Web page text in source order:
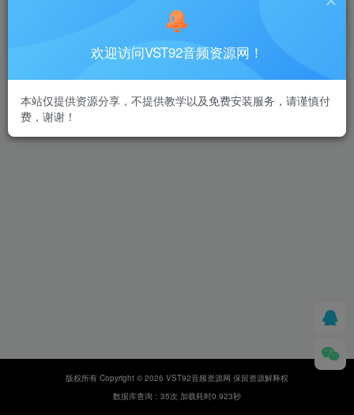
VST插件
2个月前
版权所有 Copyright © 2026 VST92音频资源网 保留资源解释权
数据库查询：35次 加载耗时0.923秒
欢迎访问VST92音频资源网！
本站仅提供资源分享，不提供教学以及免费安装服务，请谨慎付
费，谢谢！